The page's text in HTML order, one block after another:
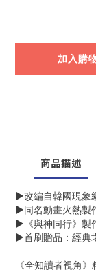
加入購
商品描述
▶改編自韓國現象
▶同名動畫火熱製
▶《與神同行》製
▶首刷贈品：經典
《全知讀者視角